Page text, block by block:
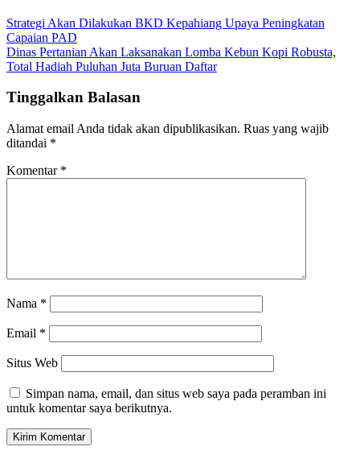
Strategi Akan Dilakukan BKD Kepahiang Upaya Peningkatan
Capaian PAD
Dinas Pertanian Akan Laksanakan Lomba Kebun Kopi Robusta,
Total Hadiah Puluhan Juta Buruan Daftar
Tinggalkan Balasan
Alamat email Anda tidak akan dipublikasikan. Ruas yang wajib
ditandai *
Komentar *
Nama *
Email *
Situs Web
Simpan nama, email, dan situs web saya pada peramban ini
untuk komentar saya berikutnya.